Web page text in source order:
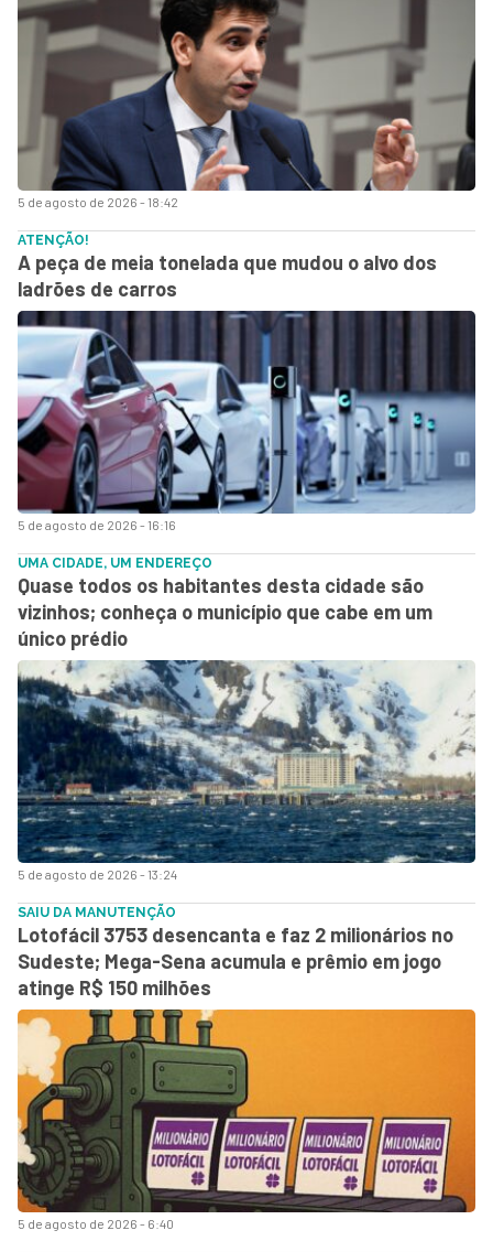
5 de agosto de 2026 - 18:42
5 de agosto de 2026 - 16:16
ATENÇÃO!
A peça de meia tonelada que mudou o alvo dos
ladrões de carros
5 de agosto de 2026 - 13:24
UMA CIDADE, UM ENDEREÇO
Quase todos os habitantes desta cidade são
vizinhos; conheça o município que cabe em um
único prédio
5 de agosto de 2026 - 6:40
SAIU DA MANUTENÇÃO
Lotofácil 3753 desencanta e faz 2 milionários no
Sudeste; Mega-Sena acumula e prêmio em jogo
atinge R$ 150 milhões